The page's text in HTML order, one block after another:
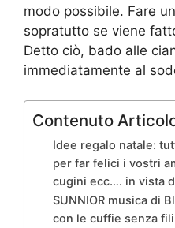
modo possibile. Fare
sopratutto se viene
Detto ciò, bado alle
immediatamente al
Contenuto
Idee regalo natale:
per far felici i vostri
cugini ecc…. in vista
SUNNIOR musica di
con le cuffie senza